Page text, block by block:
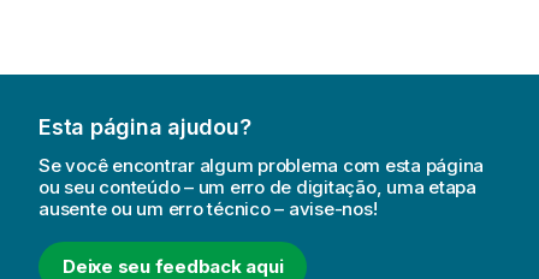
Esta página ajudou?
Se você encontrar algum problema com esta página
ou seu conteúdo – um erro de digitação, uma etapa
ausente ou um erro técnico – avise-nos!
Deixe seu feedback aqui